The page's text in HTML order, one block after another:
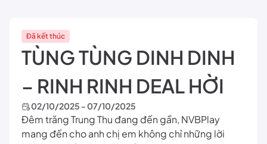
Đã kết thúc
TÙNG TÙNG DINH DINH
– RINH RINH DEAL HỜI
02/10/2025 - 07/10/2025
Đêm trăng Trung Thu đang đến gần, NVBPlay
mang đến cho anh chị em không chỉ những lời